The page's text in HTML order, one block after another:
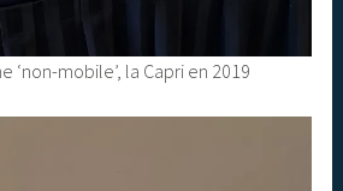
‘non-mobile’, la Capri en 2019